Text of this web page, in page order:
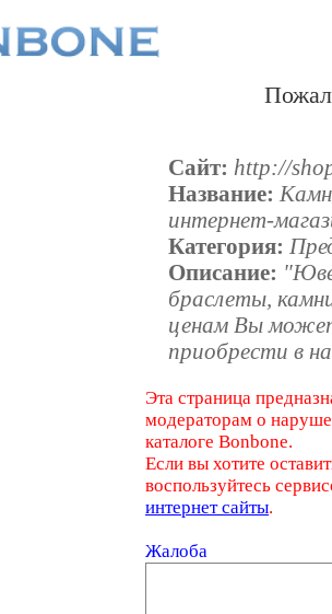
Сайт: http://
Название:
интернет-
Категория:
Описание:
браслеты,
ценам Вы
приобрести в
Эта страница
модераторам о
каталоге Bonbone.
Если вы хотите
воспользуйтесь
интернет сайты.
Жалоба